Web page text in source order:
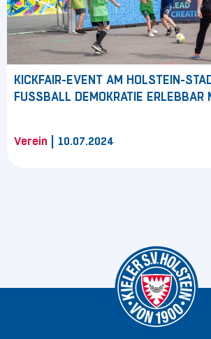
KICKFAIR-EVENT AM HOLSTEIN-
FUSSBALL DEMOKRATIE ERLEBBAR
Verein 10.07.2024